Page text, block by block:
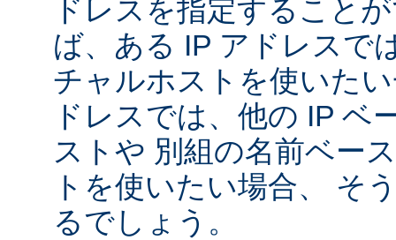
ドレスを指定すること
ば、ある IP アドレスで
チャルホストを使いた
ドレスでは、他の IP ベ
ストや 別組の名前ベー
トを使いたい場合、 そ
るでしょう。